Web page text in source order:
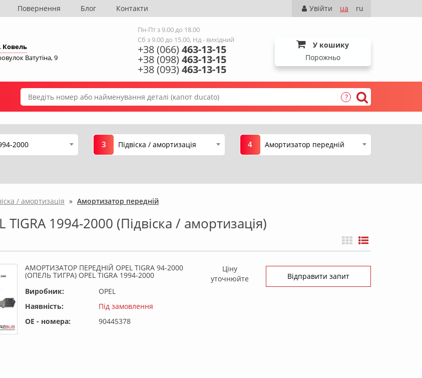
Повернення Блог Контакти ru
ua
Увійти
Ковель
Ватутіна, 9
Пн-Пт з 9.00 до 18.00
Сб з 9.00 до 15.00, Нд - вихідний
+38 (066)463-13-15
+38 (098)463-13-15
+38 (093)463-13-15
У кошику
Порожньо
?
2000 3 Підвіска / амортизація 4 Амортизатор передній
/ амортизація » Амортизатор передній
1994-2000 (Підвіска / амортизація)
АМОРТИЗАТОР ПЕРЕДНІЙ OPEL TIGRA 94-2000
(ОПЕЛЬ ТИГРА) OPEL TIGRA 1994-2000
Виробник:
OPEL
Наявність:
Під замовлення
OE - номера:
90445378
Ціну
уточнюйте
Відправити запит